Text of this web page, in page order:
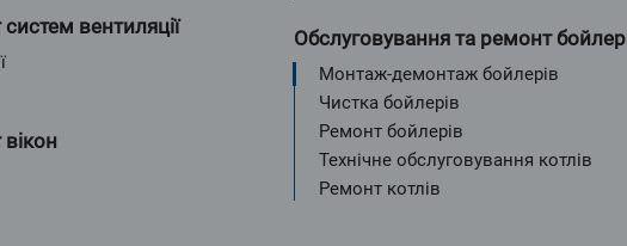
вентиляції
Монтаж-демонтаж бойлерів
Чистка бойлерів
Ремонт бойлерів
Технічне обслуговування котлів
Ремонт котлів